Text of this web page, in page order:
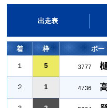
出走表
着 枠 ボー
１ 5 3777
２ 1 4736